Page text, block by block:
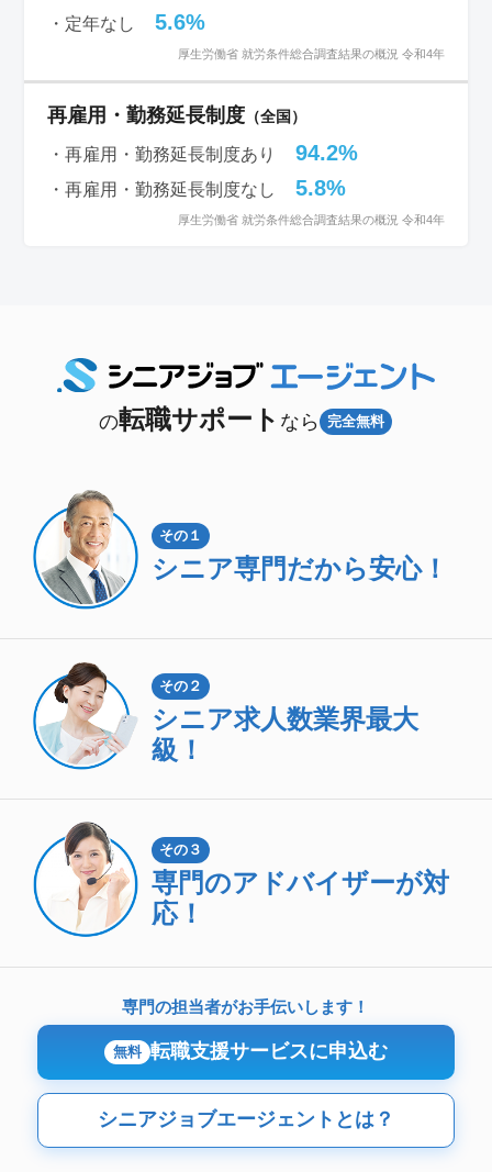
・定年なし 5.6%
厚生労働省 就労条件総合調査結果の概況 令和4年
再雇用・勤務延長制度（全国）
・再雇用・勤務延長制度あり 94.2%
・再雇用・勤務延長制度なし 5.8%
厚生労働省 就労条件総合調査結果の概況 令和4年
の転職サポート なら 完全無料
その１
シニア専門だから安心！
その２
シニア求人数業界最大
級！
その３
専門のアドバイザーが対
応！
専門の担当者がお手伝いします！
無料 転職支援サービスに申込む
シニアジョブエージェントとは？